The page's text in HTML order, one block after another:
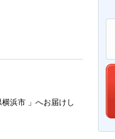
横浜市 」 へお届けし